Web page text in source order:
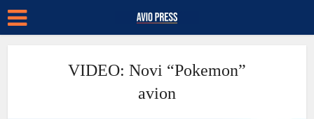
VIDEO: Novi “Pokemon”
avion